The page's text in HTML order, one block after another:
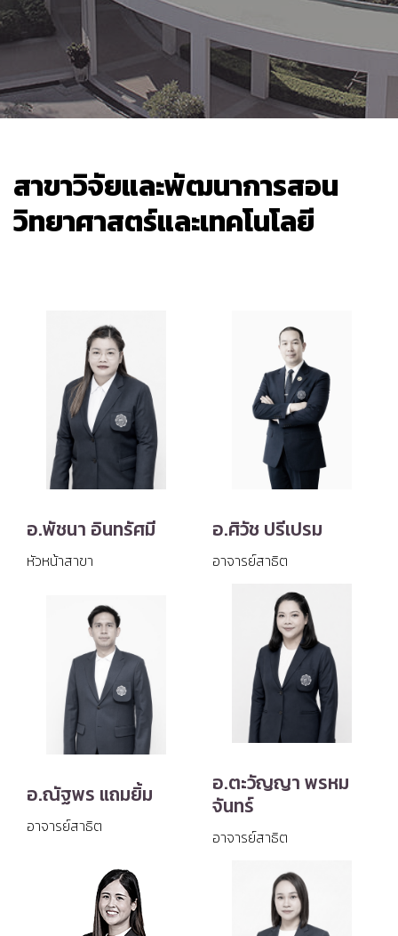
สาขาวิจัยและพัฒนาการสอน
วิทยาศาสตร์และเทคโนโลยี
อ.พัชนา อินทรัศมี
หัวหน้าสาขา
อ.ศิวัช ปรีเปรม
อาจารย์สาธิต
อ.ณัฐพร แถมยิ้ม
อาจารย์สาธิต
อ.ตะวัญญา พรหม
จันทร์
อาจารย์สาธิต